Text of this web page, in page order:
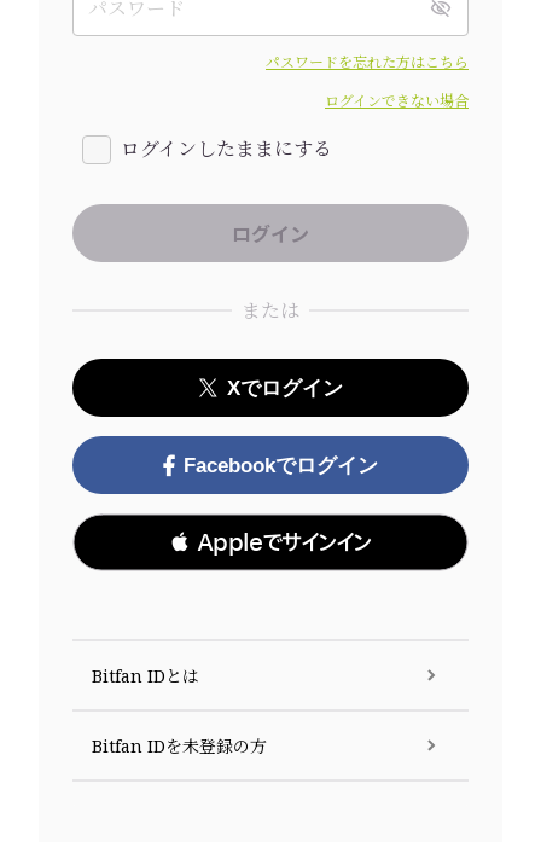
パスワードを忘れた方はこちら
ログインできない場合
ログインしたままにする
または
Xでログイン
Facebookでログイン
 Appleでサインイン
Bitfan IDとは
Bitfan IDを未登録の方